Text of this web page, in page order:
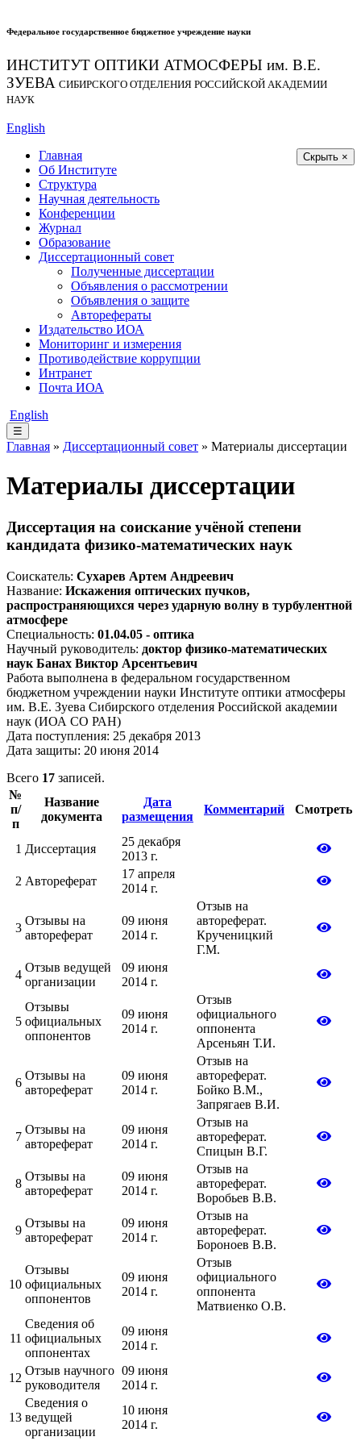
Федеральное государственное бюджетное учреждение науки
ИНСТИТУТ ОПТИКИ АТМОСФЕРЫ им. В.Е.
ЗУЕВА СИБИРСКОГО ОТДЕЛЕНИЯ РОССИЙСКОЙ АКАДЕМИИ
НАУК
English
Скрыть ×
Главная
Об Институте
Структура
Научная деятельность
Конференции
Журнал
Образование
Диссертационный совет
Полученные диссертации
Объявления о рассмотрении
Объявления о защите
Авторефераты
Издательство ИОА
Мониторинг и измерения
Противодействие коррупции
Интранет
Почта ИОА
English
☰
Главная » Диссертационный совет » Материалы диссертации
Материалы диссертации
Диссертация на соискание учёной степени
кандидата физико-математических наук
Соискатель: Сухарев Артем Андреевич
Название: Искажения оптических пучков,
распространяющихся через ударную волну в турбулентной
атмосфере
Специальность: 01.04.05 - оптика
Научный руководитель: доктор физико-математических
наук Банах Виктор Арсентьевич
Работа выполнена в федеральном государственном
бюджетном учреждении науки Институте оптики атмосферы
им. В.Е. Зуева Сибирского отделения Российской академии
наук (ИОА СО РАН)
Дата поступления: 25 декабря 2013
Дата защиты: 20 июня 2014
Всего 17 записей.
№
п/
п
Название
документа
Дата
размещения
Комментарий Смотреть
1 Диссертация
25 декабря
2013 г.
2 Автореферат
17 апреля
2014 г.
3
Отзывы на
автореферат
09 июня
2014 г.
Отзыв на
автореферат.
Крученицкий
Г.М.
4
Отзыв ведущей
организации
09 июня
2014 г.
5
Отзывы
официальных
оппонентов
09 июня
2014 г.
Отзыв
официального
оппонента
Арсеньян Т.И.
6
Отзывы на
автореферат
09 июня
2014 г.
Отзыв на
автореферат.
Бойко В.М.,
Запрягаев В.И.
7
Отзывы на
автореферат
09 июня
2014 г.
Отзыв на
автореферат.
Спицын В.Г.
8
Отзывы на
автореферат
09 июня
2014 г.
Отзыв на
автореферат.
Воробьев В.В.
9
Отзывы на
автореферат
09 июня
2014 г.
Отзыв на
автореферат.
Бороноев В.В.
10
Отзывы
официальных
оппонентов
09 июня
2014 г.
Отзыв
официального
оппонента
Матвиенко О.В.
11
Сведения об
официальных
оппонентах
09 июня
2014 г.
12
Отзыв научного
руководителя
09 июня
2014 г.
13
Сведения о
ведущей
организации
10 июня
2014 г.